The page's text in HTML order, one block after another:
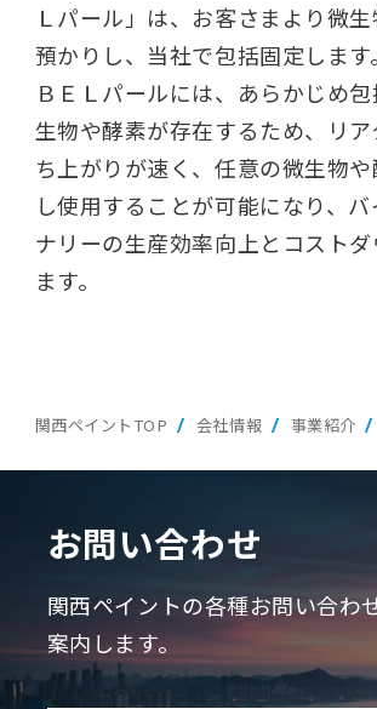
Ｌパール」は、お客さまより微
預かりし、当社で包括固定します。
ＢＥＬパールには、あらかじめ
生物や酵素が存在するため、リア
ち上がりが速く、任意の微生物
し使用することが可能になり、
ナリーの生産効率向上とコスト
ます。
関西ペイントTOP 会社情報 事業紹介
お問い合わせ
関西ペイントの各種お問い合わ
案内します。